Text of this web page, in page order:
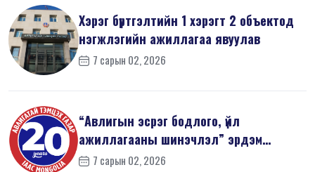
Хэрэг бүртгэлтийн 1 хэрэгт 2 объектод
нэгжлэгийн ажиллагаа явуулав
7 сарын 02, 2026
“Авлигын эсрэг бодлого, үйл
ажиллагааны шинэчлэл” эрдэм
шинжилгээний б...
7 сарын 02, 2026